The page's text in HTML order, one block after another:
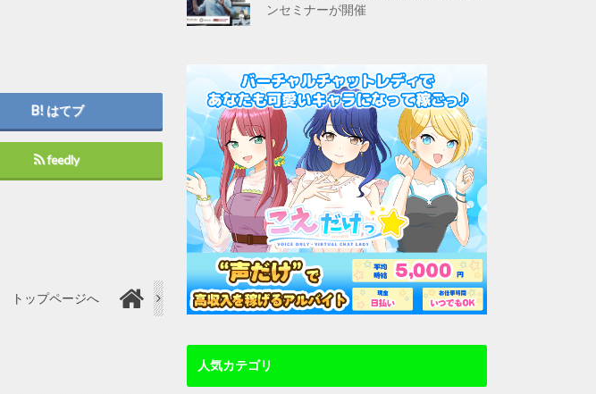
はてブ
feedly
トップページへ
ンセミナーが開催
人気カテゴリ